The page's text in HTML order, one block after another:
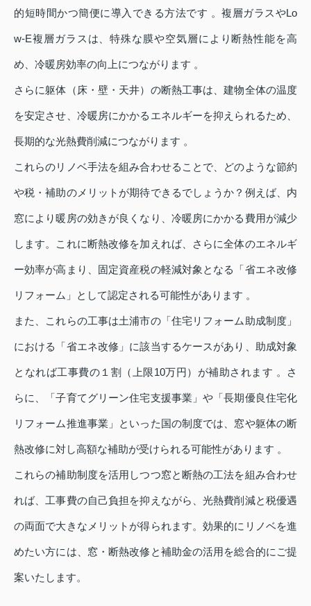
的短時間かつ簡便に導入できる方法です 。複層ガラスやLo
w‑E複層ガラスは、特殊な膜や空気層により断熱性能を高
め、冷暖房効率の向上につながります 。
さらに躯体（床・壁・天井）の断熱工事は、建物全体の温度
を安定させ、冷暖房にかかるエネルギーを抑えられるため、
長期的な光熱費削減につながります 。
これらのリノベ手法を組み合わせることで、どのような節約
や税・補助のメリットが期待できるでしょうか？例えば、内
窓により暖房の効きが良くなり、冷暖房にかかる費用が減少
します。これに断熱改修を加えれば、さらに全体のエネルギ
ー効率が高まり、固定資産税の軽減対象となる「省エネ改修
リフォーム」として認定される可能性があります 。
また、これらの工事は土浦市の「住宅リフォーム助成制度」
における「省エネ改修」に該当するケースがあり、助成対象
となれば工事費の１割（上限10万円）が補助されます 。さ
らに、「子育てグリーン住宅支援事業」や「長期優良住宅化
リフォーム推進事業」といった国の制度では、窓や躯体の断
熱改修に対し高額な補助が受けられる可能性があります 。
これらの補助制度を活用しつつ窓と断熱の工法を組み合わせ
れば、工事費の自己負担を抑えながら、光熱費削減と税優遇
の両面で大きなメリットが得られます。効果的にリノベを進
めたい方には、窓・断熱改修と補助金の活用を総合的にご提
案いたします。